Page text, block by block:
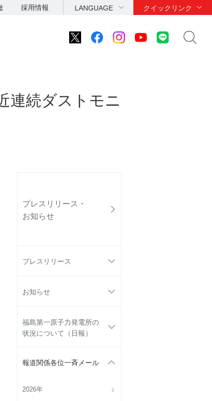
採用情報 LANGUAGE クイックリンク
プレスリリース・
お知らせ
プレスリリース
お知らせ
福島第一原子力発電所の
状況について（日報）
報道関係各位一斉メール
2026年
連続ダストモニ